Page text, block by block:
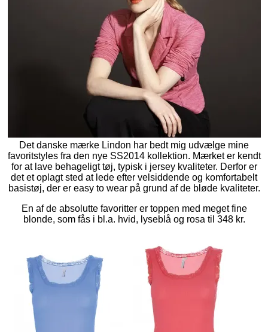
Det danske mærke Lindon har bedt mig udvælge mine
favoritstyles fra den nye SS2014 kollektion. Mærket er kendt
for at lave behageligt tøj, typisk i jersey kvaliteter. Derfor er
det et oplagt sted at lede efter velsiddende og komfortabelt
basistøj, der er easy to wear på grund af de bløde kvaliteter.
En af de absolutte favoritter er toppen med meget fine
blonde, som fås i bl.a. hvid, lyseblå og rosa til 348 kr.